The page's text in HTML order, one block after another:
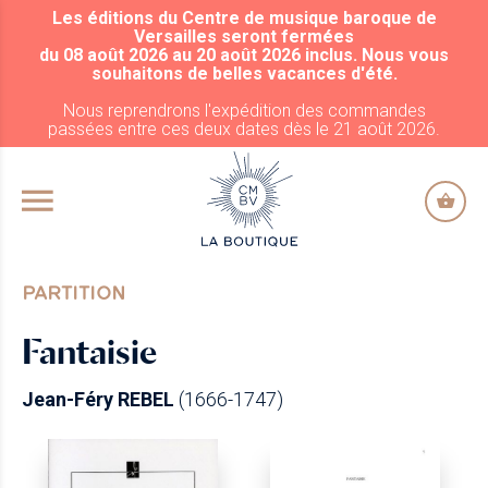
ALLER AU CONTENU PRINCIPAL
Les éditions du Centre de musique baroque de
Versailles seront fermées
du 08 août 2026 au 20 août 2026 inclus. Nous vous
souhaitons de belles vacances d'été.
Nous reprendrons l'expédition des commandes
passées entre ces deux dates dès le 21 août 2026.
PARTITION
Fantaisie
Jean-Féry REBEL (1666-1747)